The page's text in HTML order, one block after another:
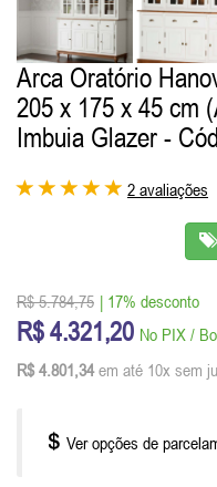
Arca Oratório
205 x 175 x 45 cm
Imbuia Glazer -
2 avaliações
R$ 5.784,75 | 17% desconto
R$ 4.321,20 No PIX /
R$ 4.801,34 em até 10x sem
Ver opções de